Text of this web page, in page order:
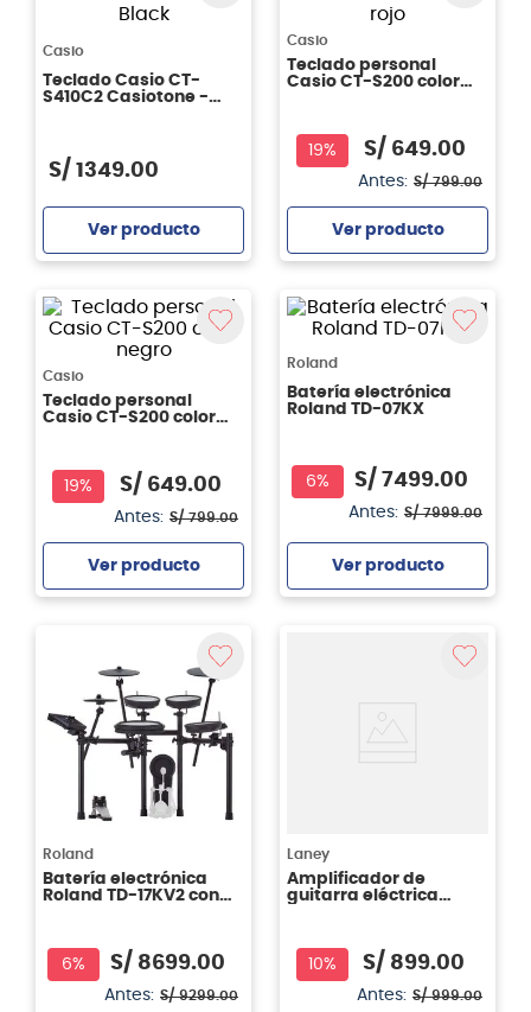
Casio
Teclado Casio CT-
S410C2 Casiotone -
S/ 1349.00
Ver producto
Casio
Teclado personal
Casio CT-S200 color
19% S/ 649.00
Antes: S/ 799.00
Ver producto
Casio
Teclado personal
Casio CT-S200 color
19% S/ 649.00
Antes: S/ 799.00
Ver producto
Roland
Batería electrónica
Roland TD-07KX
6% S/ 7499.00
Antes: S/ 7999.00
Ver producto
Roland
Batería electrónica
Roland TD-17KV2 con
6% S/ 8699.00
Antes: S/ 9299.00
Laney
Amplificador de
guitarra eléctrica
10% S/ 899.00
Antes: S/ 999.00